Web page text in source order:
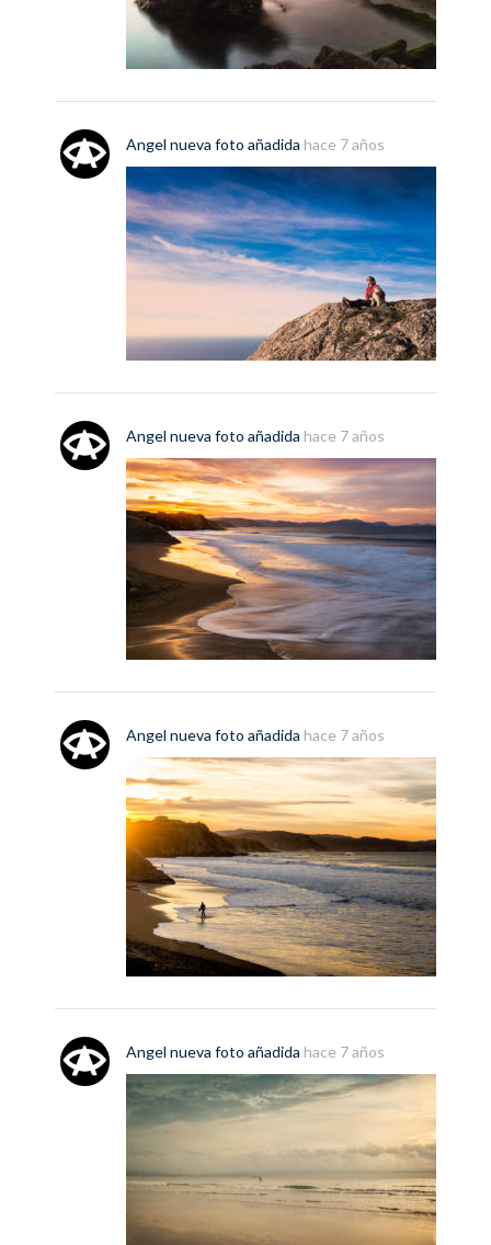
Angel nueva foto añadida hace 7 años
Angel nueva foto añadida hace 7 años
Angel nueva foto añadida hace 7 años
Angel nueva foto añadida hace 7 años